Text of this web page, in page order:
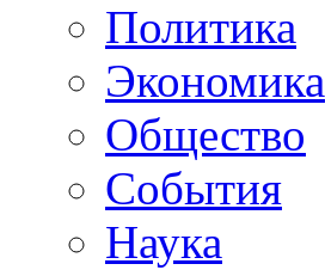
Политика
Экономика
Общество
События
Наука